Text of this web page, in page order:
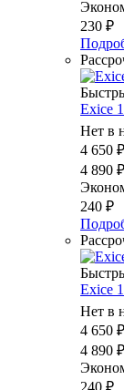
230 ₽
Exice
Нет в
4 650 ₽
4 890 ₽
240 ₽
Exice
Нет в
4 650 ₽
4 890 ₽
240 ₽